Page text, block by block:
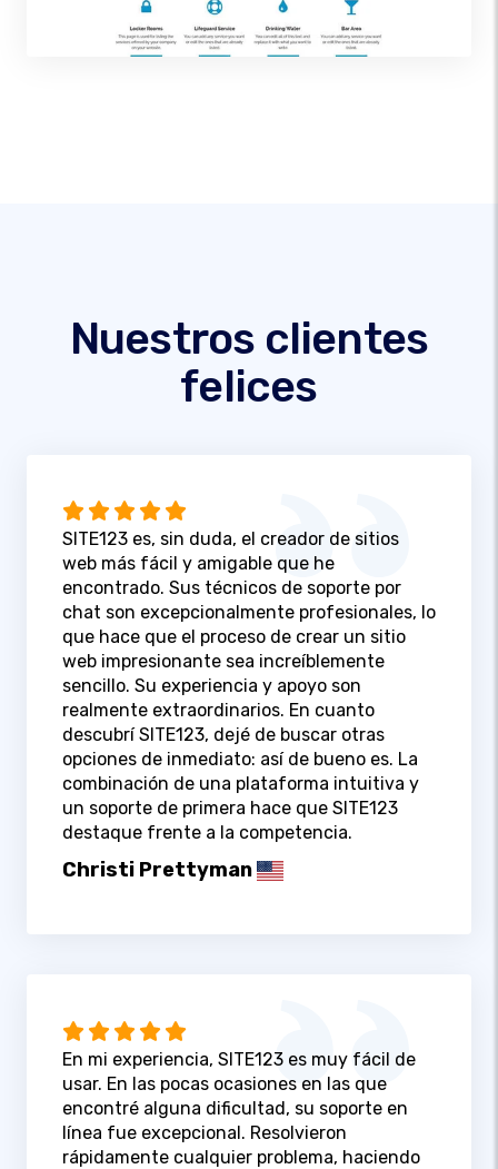
Nuestros clientes
felices
SITE123 es, sin duda, el creador de sitios
web más fácil y amigable que he
encontrado. Sus técnicos de soporte por
chat son excepcionalmente profesionales, lo
que hace que el proceso de crear un sitio
web impresionante sea increíblemente
sencillo. Su experiencia y apoyo son
realmente extraordinarios. En cuanto
descubrí SITE123, dejé de buscar otras
opciones de inmediato: así de bueno es. La
combinación de una plataforma intuitiva y
un soporte de primera hace que SITE123
destaque frente a la competencia.
Christi Prettyman
En mi experiencia, SITE123 es muy fácil de
usar. En las pocas ocasiones en las que
encontré alguna dificultad, su soporte en
línea fue excepcional. Resolvieron
rápidamente cualquier problema, haciendo